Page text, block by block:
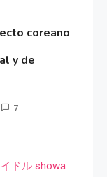
coreano
y de
7
ドル showa